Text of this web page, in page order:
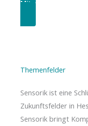
Mitmachen
Themenfelder
Sensorik ist eine
Zukunftsfelder in
Sensorik bringt